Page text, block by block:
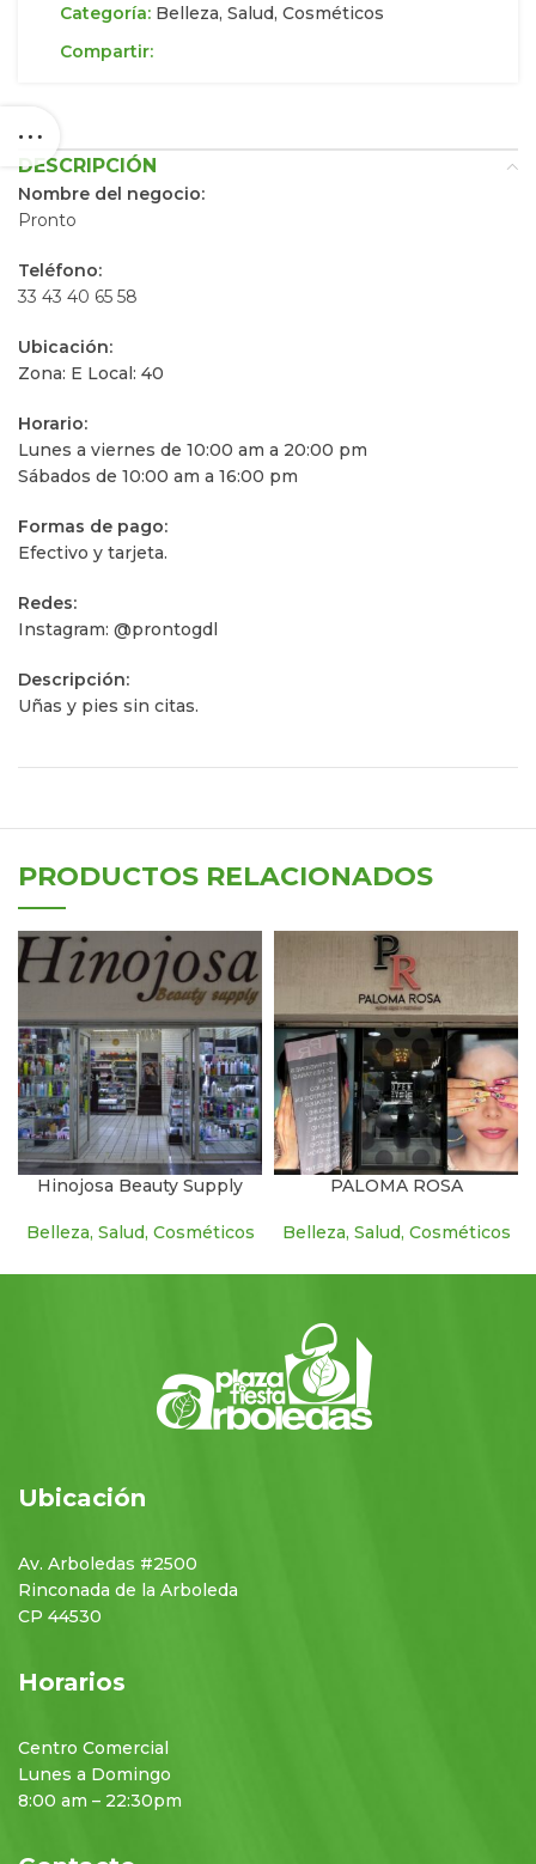
Categoría: Belleza, Salud, Cosméticos
Compartir:
DESCRIPCIÓN
Nombre del negocio:
Pronto
Teléfono:
33 43 40 65 58
Ubicación:
Zona: E Local: 40
Horario:
Lunes a viernes de 10:00 am a 20:00 pm
Sábados de 10:00 am a 16:00 pm
Formas de pago:
Efectivo y tarjeta.
Redes:
Instagram: @prontogdl
Descripción:
Uñas y pies sin citas.
PRODUCTOS RELACIONADOS
Hinojosa Beauty Supply
Belleza, Salud, Cosméticos
PALOMA ROSA
Belleza, Salud, Cosméticos
Ubicación
Av. Arboledas #2500
Rinconada de la Arboleda
CP 44530
Horarios
Centro Comercial
Lunes a Domingo
8:00 am – 22:30pm